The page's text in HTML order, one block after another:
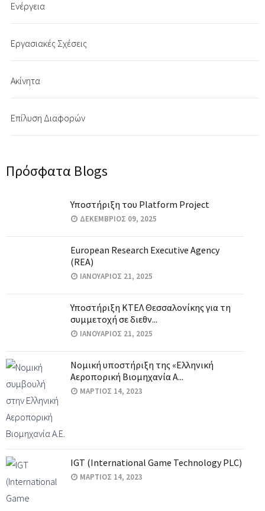
Ενέργεια
Εργασιακές Σχέσεις
Ακίνητα
Επίλυση Διαφορών
Πρόσφατα Blogs
Υποστήριξη του Platform Project
ΔΕΚΈΜΒΡΙΟΣ 09, 2025
European Research Executive Agency
(REA)
ΙΑΝΟΥΆΡΙΟΣ 21, 2025
Υποστήριξη ΚΤΕΛ Θεσσαλονίκης για τη
συμμετοχή σε διεθν...
ΙΑΝΟΥΆΡΙΟΣ 21, 2025
Νομική υποστήριξη της «Ελληνική
Αεροπορική Βιομηχανία Α...
ΜΆΡΤΙΟΣ 14, 2023
IGT (International Game Technology PLC)
ΜΆΡΤΙΟΣ 14, 2023